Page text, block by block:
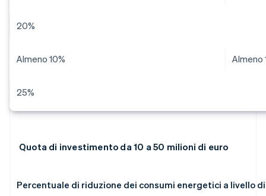
20%
Almeno 10% Almeno
25%
Quota di investimento da 10 a 50 milioni di euro
Percentuale di riduzione dei consumi energetici a livello